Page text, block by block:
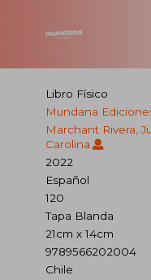
Libro Físico
Mundana
Marchant Rivera,
Carolina
2022
Español
120
Tapa Blanda
21cm x 14cm
9789566202004
Chile